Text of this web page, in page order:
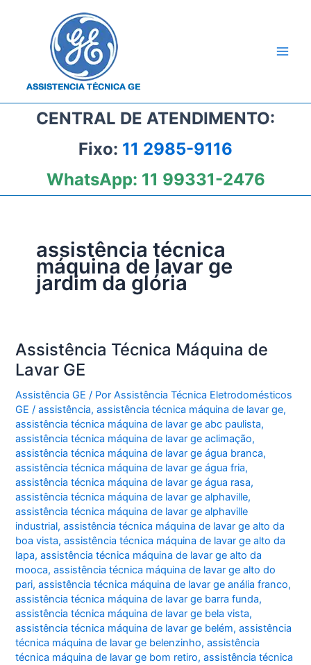
CENTRAL DE ATENDIMENTO:
Fixo: 11 2985-9116
WhatsApp: 11 99331-2476
assistência técnica
máquina de lavar ge
jardim da glória
Assistência Técnica Máquina de
Lavar GE
Assistência GE / PorAssistência Técnica Eletrodomésticos
GE/assistência,assistência técnica máquina de lavar ge,
assistência técnica máquina de lavar ge abc paulista,
assistência técnica máquina de lavar ge aclimação,
assistência técnica máquina de lavar ge água branca,
assistência técnica máquina de lavar ge água fria,
assistência técnica máquina de lavar ge água rasa,
assistência técnica máquina de lavar ge alphaville,
assistência técnica máquina de lavar ge alphaville
industrial,assistência técnica máquina de lavar ge alto da
boa vista,assistência técnica máquina de lavar ge alto da
lapa,assistência técnica máquina de lavar ge alto da
mooca,assistência técnica máquina de lavar ge alto do
pari,assistência técnica máquina de lavar ge anália franco,
assistência técnica máquina de lavar ge barra funda,
assistência técnica máquina de lavar ge bela vista,
assistência técnica máquina de lavar ge belém,assistência
técnica máquina de lavar ge belenzinho,assistência
técnica máquina de lavar ge bom retiro,assistência técnica